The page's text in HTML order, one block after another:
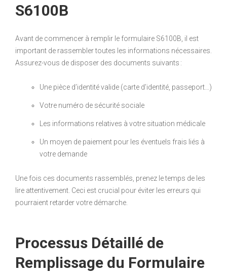
S6100B
Avant de commencer à remplir le formulaire S6100B, il est
important de rassembler toutes les informations nécessaires.
Assurez-vous de disposer des documents suivants :
Une pièce d’identité valide (carte d’identité, passeport…)
Votre numéro de sécurité sociale
Les informations relatives à votre situation médicale
Un moyen de paiement pour les éventuels frais liés à
votre demande
Une fois ces documents rassemblés, prenez le temps de les
lire attentivement. Ceci est crucial pour éviter les erreurs qui
pourraient retarder votre démarche.
Processus Détaillé de
Remplissage du Formulaire